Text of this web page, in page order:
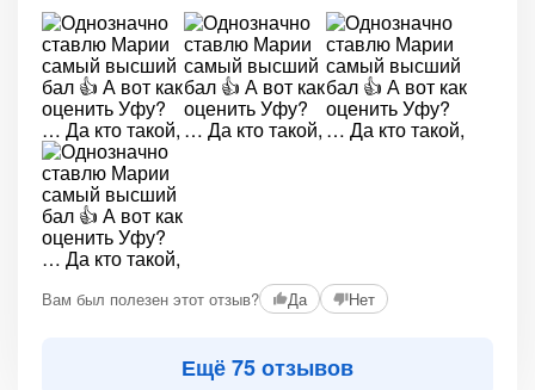
Вам был полезен этот отзыв? Да Нет
Ещё 75 отзывов